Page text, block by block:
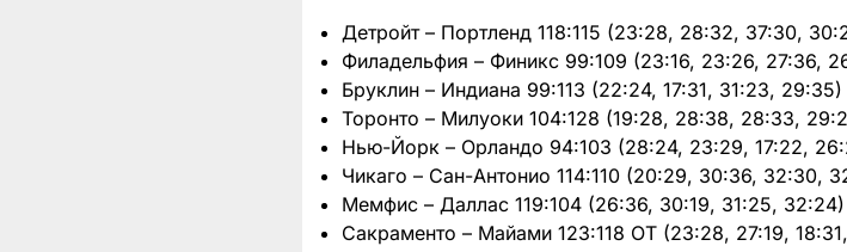
Детройт – Портленд 118:115 (23:28, 28:32, 37:30,
Филадельфия – Финикс 99:109 (23:16, 23:26, 27:36,
Бруклин – Индиана 99:113 (22:24, 17:31, 31:23, 29:35)
Торонто – Милуоки 104:128 (19:28, 28:38, 28:33,
Нью-Йорк – Орландо 94:103 (28:24, 23:29, 17:22,
Чикаго – Сан-Антонио 114:110 (20:29, 30:36, 32:30,
Мемфис – Даллас 119:104 (26:36, 30:19, 31:25, 32:24)
Сакраменто – Майами 123:118 OT (23:28, 27:19,